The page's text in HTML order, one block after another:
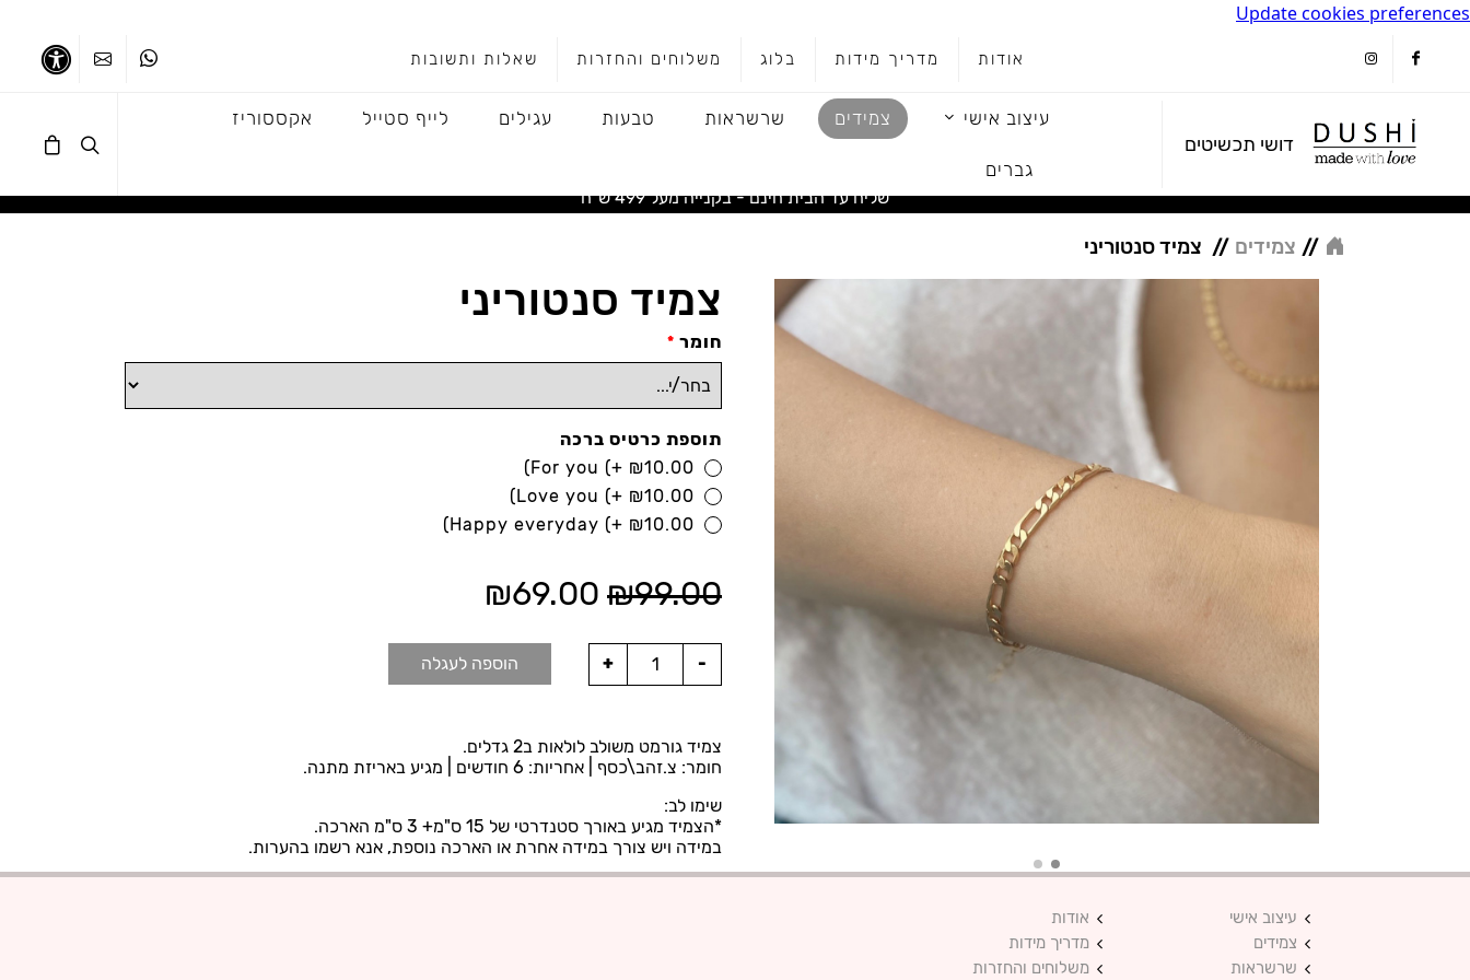
Update cookies preferences
facebook אודות מדריך מידות בלוג משלוחים והחזרות שאלות ותשובות ווטסאפ צרו קשר
דושי תכשיטים
עיצוב אישי צמידים שרשראות טבעות עגילים לייף סטייל אקססוריז
גברים
שליח עד הבית חינם - בקנייה מעל 499 ש"ח
// צמידים // צמיד סנטוריני
צמיד סנטוריני
חומר *
תוספת כרטיס ברכה
For you (+ ₪10.00)
Love you (+ ₪10.00)
Happy everyday (+ ₪10.00)
₪99.00
₪69.00
הוספה לעגלה
צמיד גורמט משולב לולאות ב2 גדלים.
חומר: צ.זהב\כסף | אחריות: 6 חודשים | מגיע באריזת מתנה.
שימו לב:
*הצמיד מגיע באורך סטנדרטי של 15 ס"מ+ 3 ס"מ הארכה.
במידה ויש צורך במידה אחרת או הארכה נוספת, אנא רשמו בהערות.
עיצוב אישי
צמידים
שרשראות
אודות
מדריך מידות
משלוחים והחזרות